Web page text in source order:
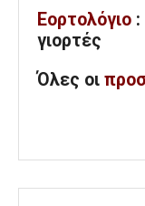
Εορτολόγιο :
γιορτές
Όλες οι